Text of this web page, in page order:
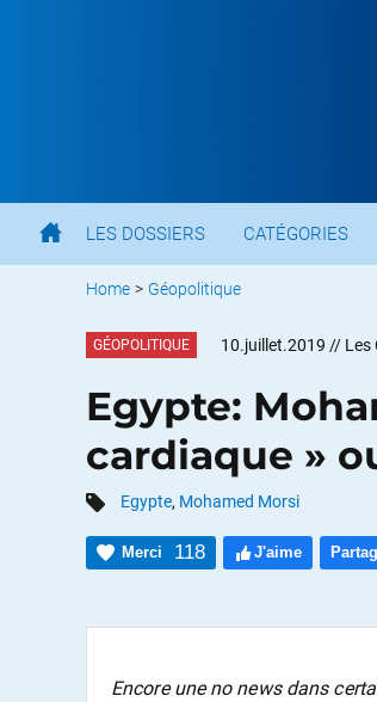
LES DOSSIERS CATÉGORIES
Home > Géopolitique
GÉOPOLITIQUE 10.juillet.2019 // Les
Egypte:
cardiaque »
Egypte, Mohamed Morsi
Merci 118 J'aime
Encore une no news dans